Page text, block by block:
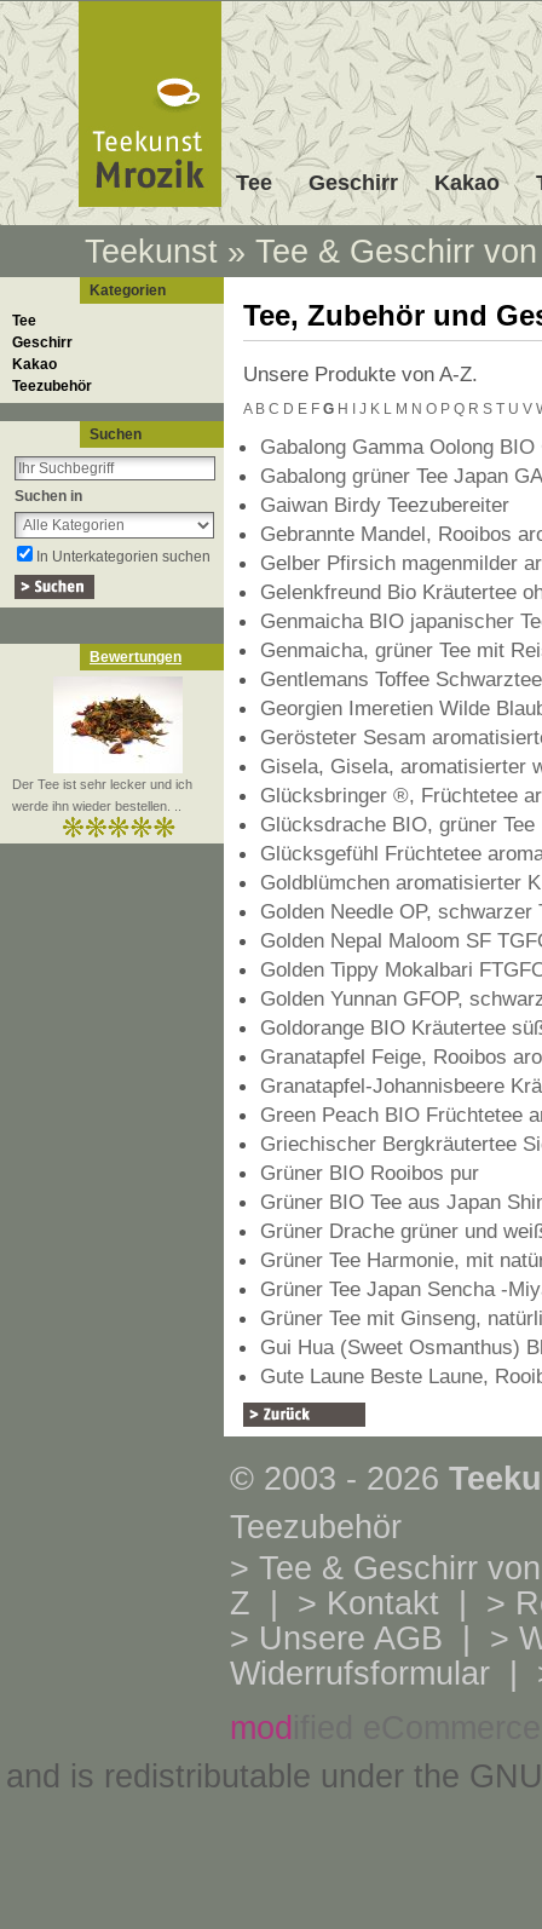
Tee Geschirr Kakao
Teekunst » Tee & Geschirr
Kategorien
Tee
Geschirr
Kakao
Teezubehör
Suchen
Suchen in
In Unterkategorien suchen
Bewertungen
Der Tee ist sehr lecker und ich
werde ihn wieder bestellen. ..
Tee, Zubehör und
Unsere Produkte von A-Z.
A B C D E F G H J K L M N O P Q R S T U V
Gabalong Gamma Oolong BIO
Gabalong grüner Tee Japan
Gaiwan Birdy Teezubereiter
Gebrannte Mandel, Rooibos
Gelber Pfirsich magenmilder
Gelenkfreund Bio Kräutertee
Genmaicha BIO japanischer
Genmaicha, grüner Tee mit
Gentlemans Toffee
Georgien Imeretien Wilde
Gerösteter Sesam
Gisela, Gisela, aromatisierter
Glücksbringer ®, Früchtetee
Glücksdrache BIO, grüner Tee
Glücksgefühl Früchtetee
Goldblümchen aromatisierter
Golden Needle OP, schwarzer
Golden Nepal Maloom SF
Golden Tippy Mokalbari
Golden Yunnan GFOP,
Goldorange BIO Kräutertee
Granatapfel Feige, Rooibos
Granatapfel-Johannisbeere
Green Peach BIO Früchtetee
Griechischer Bergkräutertee
Grüner BIO Rooibos pur
Grüner BIO Tee aus Japan
Grüner Drache grüner und
Grüner Tee Harmonie, mit
Grüner Tee Japan Sencha -
Grüner Tee mit Ginseng,
Gui Hua (Sweet Osmanthus)
Gute Laune Beste Laune,
© 2003 - 2026
Teezubehör
> Tee & Geschirr
Z | > Kontakt | >
> Unsere AGB | >
Widerrufsformular |
mod
and is redistributable under the